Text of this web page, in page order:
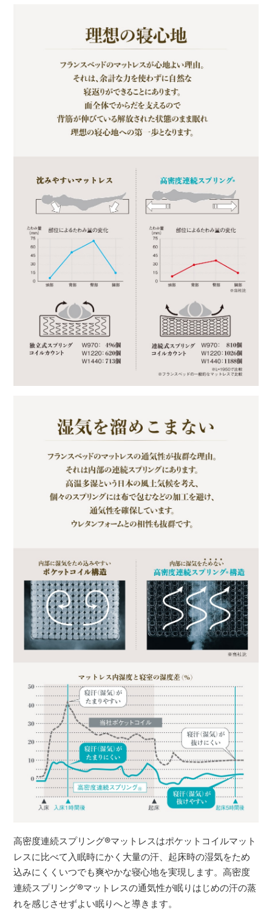
高密度連続スプリング®マットレスはポケットコイルマット
レスに比べて入眠時にかく大量の汗、起床時の湿気をため
込みにくくいつでも爽やかな寝心地を実現します。高密度
連続スプリング®マットレスの通気性が眠りはじめの汗の蒸
れを感じさせずよい眠りへと導きます。